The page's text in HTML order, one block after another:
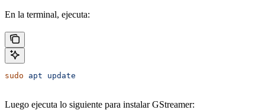
En la terminal, ejecuta:
sudo apt update
Luego ejecuta lo siguiente para instalar GStreamer: